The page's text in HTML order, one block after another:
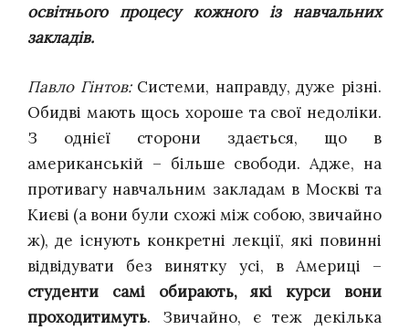
освітнього процесу кожного із навчальних
закладів.
Павло Гінтов:Системи, направду, дуже різні.
Обидві мають щось хороше та свої недоліки.
З однієї сторони здається, що в
американській – більше свободи. Адже, на
противагу навчальним закладам в Москві та
Києві (а вони були схожі між собою, звичайно
ж), де існують конкретні лекції, які повинні
відвідувати без винятку усі, в Америці –
студенти самі обирають, які курси вони
проходитимуть. Звичайно, є теж декілька